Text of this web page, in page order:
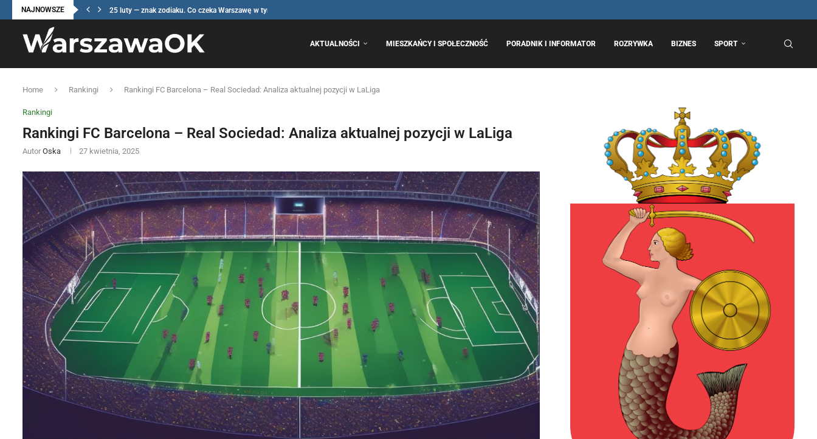
NAJNOWSZE 25 luty — znak zodiaku. Co czeka Warszawę w tym...
AKTUALNOŚCI MIESZKAŃCY I SPOŁECZNOŚĆ PORADNIK I INFORMATOR ROZRYWKA BIZNES SPORT
Home Rankingi Rankingi FC Barcelona – Real Sociedad: Analiza aktualnej pozycji w LaLiga
Rankingi
Rankingi FC Barcelona – Real Sociedad: Analiza aktualnej pozycji w LaLiga
Autor Oska 27 kwietnia, 2025